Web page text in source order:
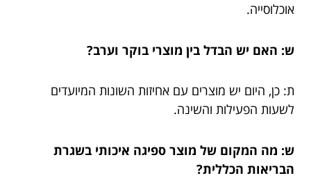
אוכלוסייה.
ש: האם יש הבדל בין מוצרי בוקר וערב?
ת: כן, היום יש מוצרים עם אחיזות השונות המיועדים
לשעות הפעילות והשינה.
ש: מה המקום של מוצר ספיגה איכותי בשגרת
הבריאות הכללית?